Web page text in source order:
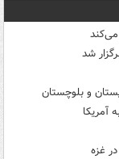
می‌کند
و بلوچستان
آمریکا